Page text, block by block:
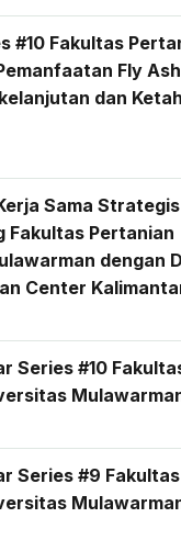
#10 Fakultas
Fly
dan
Sama
Fakultas Pertanian
dengan
Center
Series #10
Series #9 Fakultas